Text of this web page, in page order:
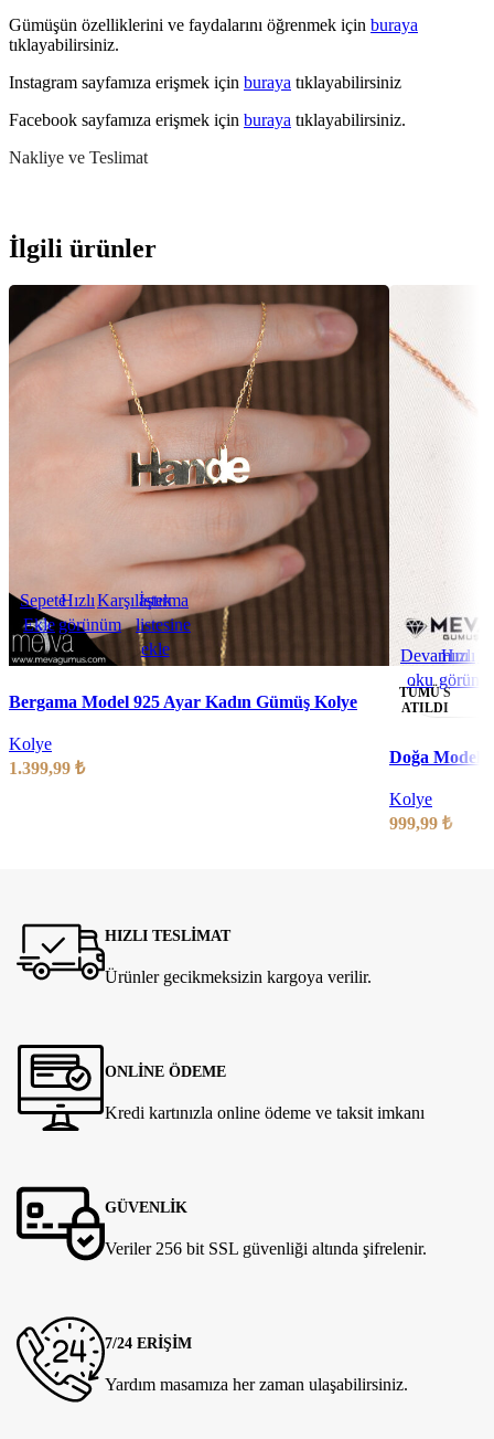
Gümüşün özelliklerini ve faydalarını öğrenmek için buraya
tıklayabilirsiniz.
Instagram sayfamıza erişmek için buraya tıklayabilirsiniz
Facebook sayfamıza erişmek için buraya tıklayabilirsiniz.
Nakliye ve Teslimat
İlgili ürünler
Sepete
Ekle
Hızlı
görünüm
Karşılaştırma
İstek
listesine
ekle
Bergama Model 925 Ayar Kadın Gümüş Kolye
Kolye
1.399,99 ₺
TÜMÜ S
ATILDI
Devamını
oku
Hızlı
Doğa Model
Kolye
999,99 ₺
HIZLI TESLİMAT
Ürünler gecikmeksizin kargoya verilir.
ONLİNE ÖDEME
Kredi kartınızla online ödeme ve taksit imkanı
GÜVENLİK
Veriler 256 bit SSL güvenliği altında şifrelenir.
7/24 ERİŞİM
Yardım masamıza her zaman ulaşabilirsiniz.